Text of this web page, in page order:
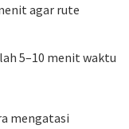
agar rute
5–10 menit waktu
mengatasi